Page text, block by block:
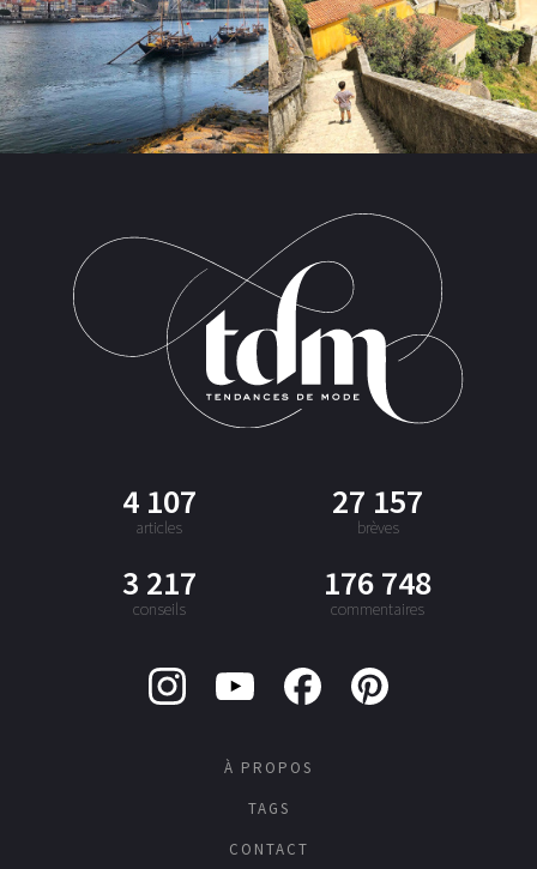
4 107
articles
27 157
brèves
3 217
conseils
176 748
commentaires
À PROPOS
TAGS
CONTACT